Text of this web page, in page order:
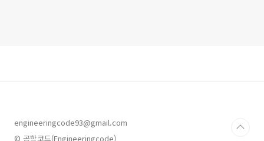
engineeringcode93@gmail.com
© 공학코드(Engineeringcode)